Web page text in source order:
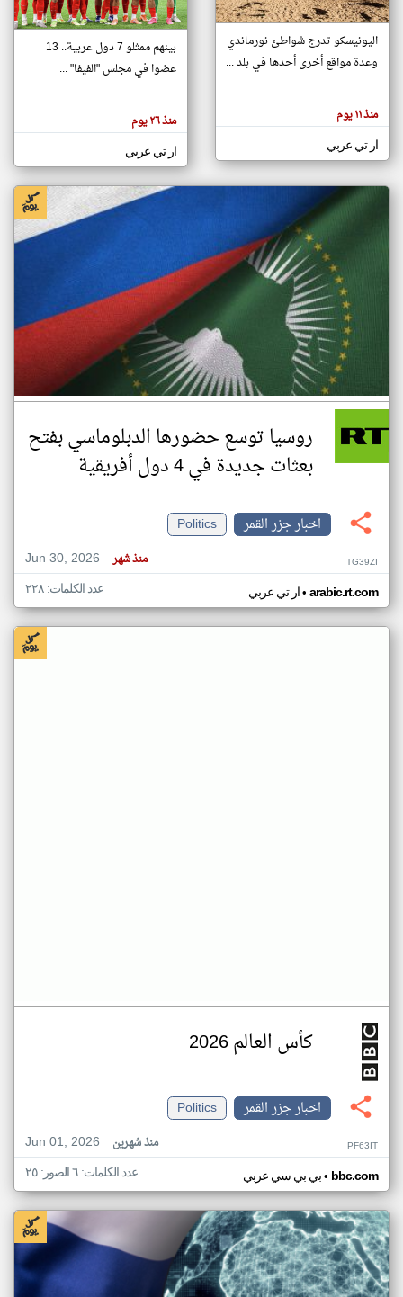
تغيير الدولة
اخبار جزر القمر على مدار الساعة
أهم اخبار جزر القمر العاجلة والمباشرة
هنا عن
وجهة
كاتبيها.
اليونيسكو تدرج شواطئ نورماندي
وعدة مواقع أخرى أحدها في بلد ...
منذ ١١ يوم
ار تي عربي
بينهم ممثلو 7 دول عربية.. 13
عضوا في مجلس "الفيفا" ...
منذ ٢٦ يوم
ار تي عربي
روسيا توسع حضورها الدبلوماسي بفتح
بعثات جديدة في 4 دول أفريقية
اخبار جزر القمر
Politics
Jun 30, 2026
منذ شهر TG39ZI
ار تي عربي• arabic.rt.com عدد الكلمات: ٢٢٨
كأس العالم 2026
اخبار جزر القمر
Politics
Jun 01, 2026
منذ شهرين PF63IT
بي بي سي عربي• bbc.com عدد الكلمات: ٦ الصور: ٢٥
klyoum.com